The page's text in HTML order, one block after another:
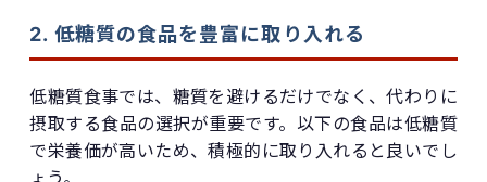
2. 低糖質の食品を豊富に取り入れる
低糖質食事では、糖質を避けるだけでなく、代わりに
摂取する食品の選択が重要です。以下の食品は低糖質
で栄養価が高いため、積極的に取り入れると良いでし
ょう。